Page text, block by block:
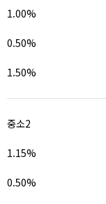
1.00%
0.50%
1.50%
중소2
1.15%
0.50%